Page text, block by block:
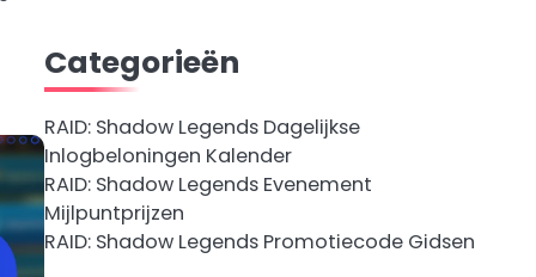
Categorieën
RAID: Shadow Legends Dagelijkse
Inlogbeloningen Kalender
RAID: Shadow Legends Evenement
Mijlpuntprijzen
RAID: Shadow Legends Promotiecode Gidsen